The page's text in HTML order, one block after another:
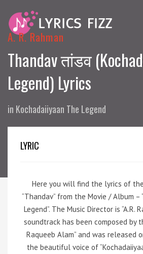
A. R. Rahman
Thandav तांडव
Legend) Lyrics
in Kochadaiiyaan The Legend
LYRIC
Here you will find the lyrics of
“Thandav” from the Movie / Album –
Legend”. The Music Director is “A.R.
soundtrack has been composed by
Raqueeb Alam” and was released
the beautiful voice of